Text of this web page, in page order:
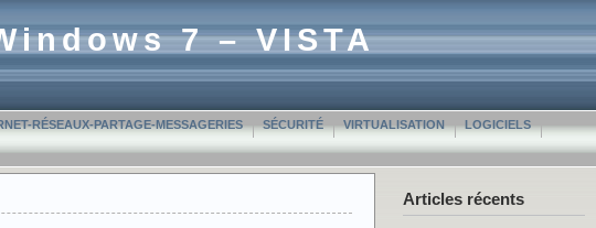
7 – VISTA
RÉSEAUX-PARTAGE-MESSAGERIES SÉCURITÉ VIRTUALISATION LOGICIELS
Articles récents